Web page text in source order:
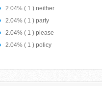
2.04% ( 1 ) neither
2.04% ( 1 ) party
2.04% ( 1 ) please
2.04% ( 1 ) policy